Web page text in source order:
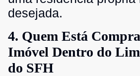
desejada.
4. Quem Está
Imóvel Dentro do
do SFH